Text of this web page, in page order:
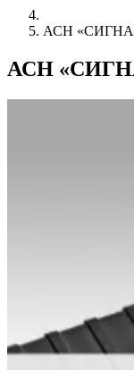
АСН «СИГНАЛ
АСН